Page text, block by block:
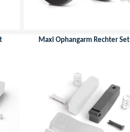
Maxi Ophangarm Rechter Set